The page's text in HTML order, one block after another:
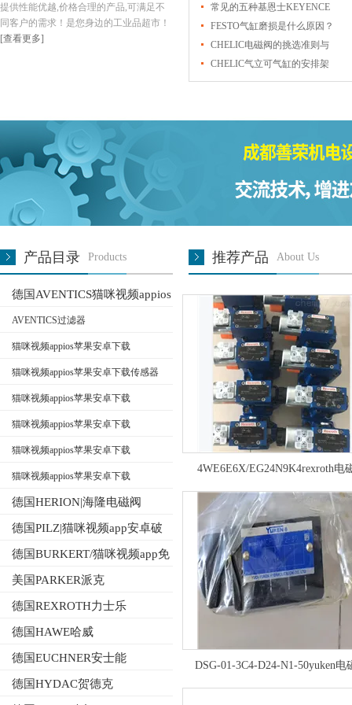
提供性能优越,价格合理的产品,可满足不
同客户的需求！是您身边的工业品超市！
[查看更多]
Parker电磁阀解读
常见的五种基恩士KEYENCE
传感器有哪些？其原理和应用
是什么？
FESTO气缸磨损是什么原因？
CHELIC电磁阀的挑选准则与
选型依据到底有哪些是要了解
的
CHELIC气立可气缸的安排架
构有哪些呢？
产品目录 Products
德国AVENTICS猫咪视频appios
苹果安卓下载
AVENTICS过滤器
猫咪视频appios苹果安卓下载
AVENTICS换向阀
猫咪视频appios苹果安卓下载传感器
猫咪视频appios苹果安卓下载
AVENTICS电磁阀
猫咪视频appios苹果安卓下载
AVENTICS气缸
猫咪视频appios苹果安卓下载
AVENTICS接头
猫咪视频appios苹果安卓下载
AVENTICS气动元件
德国HERION|海隆电磁阀
德国PILZ|猫咪视频app安卓破
解版继电器
德国BURKERT/猫咪视频app免
费下载电磁阀
美国PARKER派克
德国REXROTH力士乐
德国HAWE哈威
德国EUCHNER安士能
德国HYDAC贺德克
推荐产品 About Us
4WE6E6X/EG24N9K4rexroth电
DSG-01-3C4-D24-N1-50yuken电